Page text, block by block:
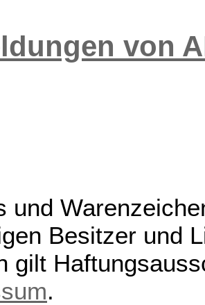
von
und
Besitzer und
gilt
.